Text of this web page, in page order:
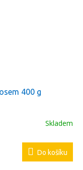
400 g
Skladem
Do košíku